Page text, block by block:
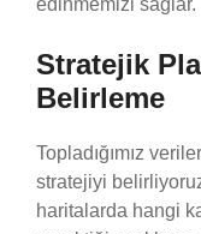
edinmemizi sağlar.
Stratejik
Belirleme
Topladığımız
stratejiyi
haritalarda hangi